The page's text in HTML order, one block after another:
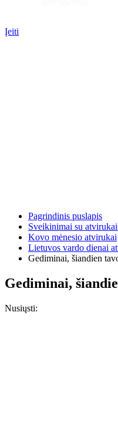
Įeiti
Pagrindinis puslapis
Sveikinimai su
Kovo mėnesio atvirukai
Lietuvos vardo dienai
Gediminai, šiandien
Gediminai,
Nusiųsti: